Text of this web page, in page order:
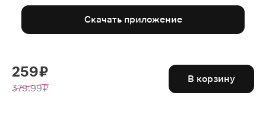
Скачать приложение
259 ₽
379.99 ₽
В корзину